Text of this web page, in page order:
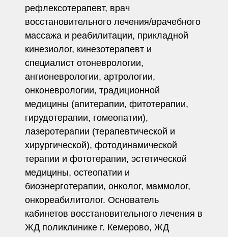
рефлексотерапевт, врач
восстановительного лечения/врачебного
массажа и реабилитации, прикладной
кинезиолог, кинезотерапевт и
специалист отоневрологии,
ангионеврологии, артрологии,
онконеврологии, традиционной
медицины (апитерапии, фитотерапии,
гирудотерапии, гомеопатии),
лазеротерапии (терапевтической и
хирургической), фотодинамической
терапии и фототерапии, эстетической
медицины, остеопатии и
биоэнерготерапии, онколог, маммолог,
онкореабилитолог. Основатель
кабинетов восстановительного лечения в
ЖД поликлинике г. Кемерово, ЖД